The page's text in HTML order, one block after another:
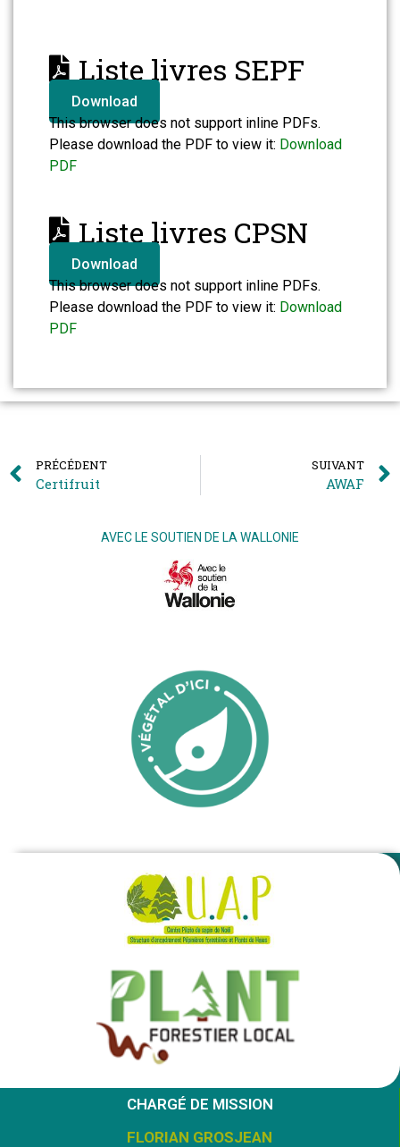
Liste livres SEPF
Download
This browser does not support inline PDFs.
Please download the PDF to view it: Download
PDF
Liste livres CPSN
Download
This browser does not support inline PDFs.
Please download the PDF to view it: Download
PDF
PRÉCÉDENT
Certifruit
SUIVANT
AWAF
AVEC LE SOUTIEN DE LA WALLONIE
CHARGÉ DE MISSION
FLORIAN GROSJEAN